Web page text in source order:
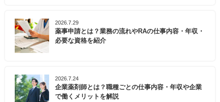
2026.7.29
薬事申請とは？業務の流れやRAの仕事内容・年収・
必要な資格を紹介
2026.7.24
企業薬剤師とは？職種ごとの仕事内容・年収や企業
で働くメリットを解説